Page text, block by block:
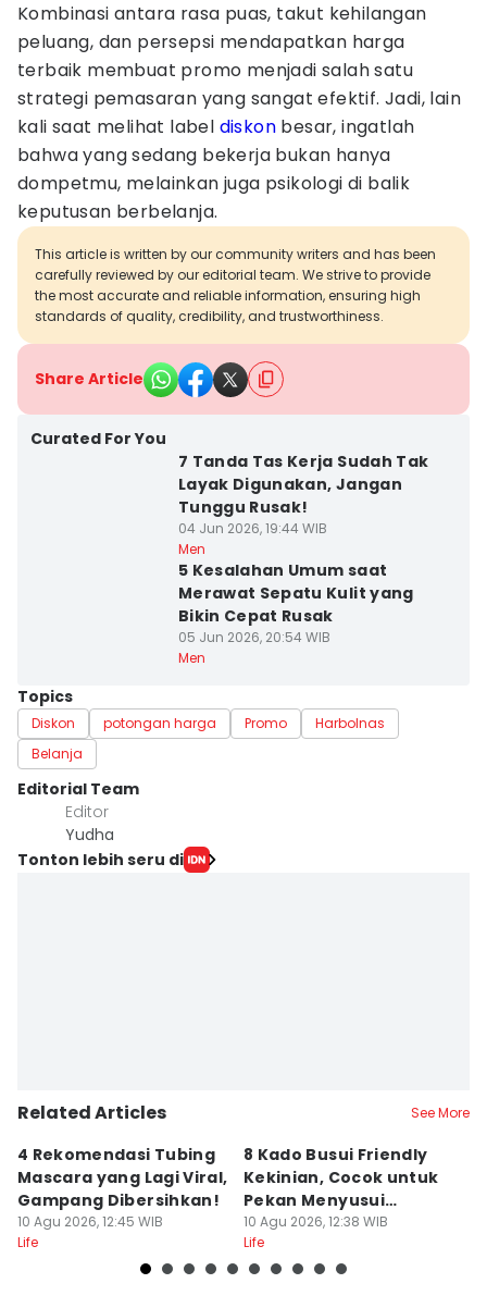
Kombinasi antara rasa puas, takut kehilangan
peluang, dan persepsi mendapatkan harga
terbaik membuat promo menjadi salah satu
strategi pemasaran yang sangat efektif. Jadi, lain
kali saat melihat label diskon besar, ingatlah
bahwa yang sedang bekerja bukan hanya
dompetmu, melainkan juga psikologi di balik
keputusan berbelanja.
This article is written by our community writers and has been
carefully reviewed by our editorial team. We strive to provide
the most accurate and reliable information, ensuring high
standards of quality, credibility, and trustworthiness.
Share Article
Curated For You
7 Tanda Tas Kerja Sudah Tak
Layak Digunakan, Jangan
Tunggu Rusak!
04 Jun 2026, 19:44 WIB
Men
5 Kesalahan Umum saat
Merawat Sepatu Kulit yang
Bikin Cepat Rusak
05 Jun 2026, 20:54 WIB
Men
Topics
Diskon potongan harga Promo
Harbolnas
Belanja
Editorial Team
Editor
Yudha ‎
Tonton lebih seru di
Related Articles See More
4 Rekomendasi Tubing
Mascara yang Lagi Viral,
Gampang Dibersihkan!
10 Agu 2026, 12:45 WIB
Life
8 Kado Busui Friendly
Kekinian, Cocok untuk
Pekan Menyusui
Sedunia!
10 Agu 2026, 12:38 WIB
Life